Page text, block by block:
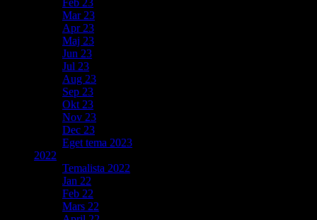
Mar 23
Apr 23
Maj 23
Jun 23
Jul 23
Aug 23
Sep 23
Okt 23
Nov 23
Dec 23
Eget tema 2023
2022
Temalista 2022
Jan 22
Feb 22
Mars 22